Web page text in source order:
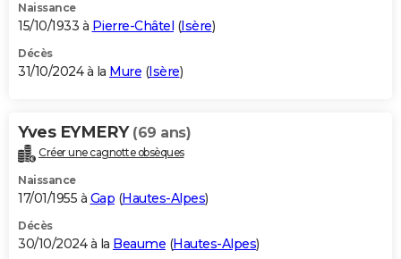
Naissance
15/10/1933 à Pierre-Châtel (Isère)
Décès
31/10/2024 à la Mure (Isère)
Yves EYMERY (69 ans)
Créer une cagnotte obsèques
Naissance
17/01/1955 à Gap (Hautes-Alpes)
Décès
30/10/2024 à la Beaume (Hautes-Alpes)